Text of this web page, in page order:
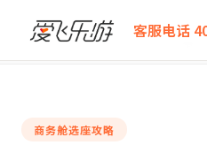
客服电话
爱飞乐游
2026杭州飞匈牙利商务舱全攻略
商务舱选座攻略